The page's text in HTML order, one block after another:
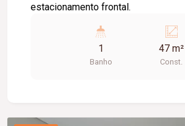
estacionamento frontal.
1
Banho
47 m²
Const.